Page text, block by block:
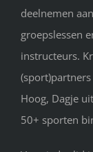
deelnemen
groepslessen
instructeurs.
Hoog, Dagje
50+ sporten